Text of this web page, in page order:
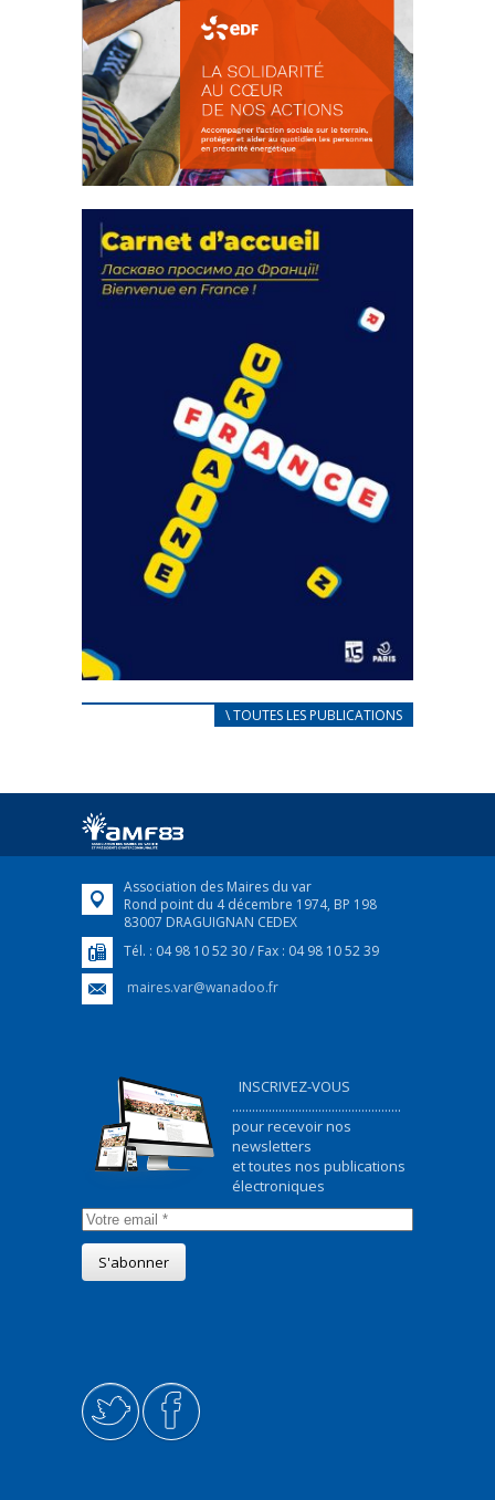
actions
18 septembre 2023
FEUILLETER
CARNET D’ACCUEIL
Afin d’accompagner au mieux les réfugiés
FEUILLETER
\ TOUTES LES PUBLICATIONS
Association des Maires du var
Rond point du 4 décembre 1974, BP 198
83007 DRAGUIGNAN CEDEX
Tél. : 04 98 10 52 30 / Fax : 04 98 10 52 39
maires.var@wanadoo.fr
INSCRIVEZ-VOUS
...................................................
pour recevoir nos
newsletters
et toutes nos publications
électroniques